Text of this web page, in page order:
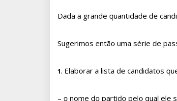
Dada a grande quantidade de
Sugerimos então uma série de
1. Elaborar a lista de candidatos
– o nome do partido pelo qual ele